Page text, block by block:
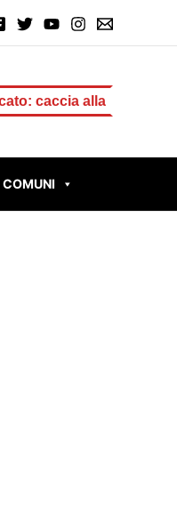
di uova di Pasqua